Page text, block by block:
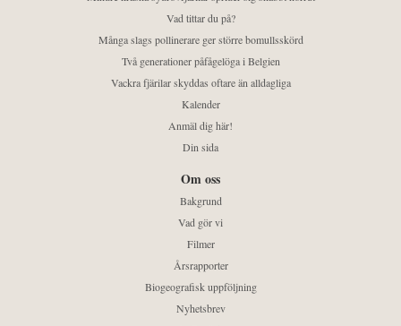
Vad tittar du på?
Många slags pollinerare ger större bomullsskörd
Två generationer påfågelöga i Belgien
Vackra fjärilar skyddas oftare än alldagliga
Kalender
Anmäl dig här!
Din sida
Om oss
Bakgrund
Vad gör vi
Filmer
Årsrapporter
Biogeografisk uppföljning
Nyhetsbrev